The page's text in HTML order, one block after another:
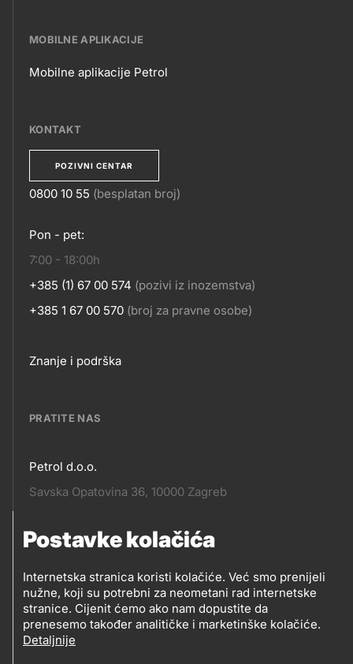
Postavke kolačića
Internetska stranica koristi kolačiće. Već smo prenijeli
nužne, koji su potrebni za neometani rad internetske
stranice. Cijenit ćemo ako nam dopustite da
prenesemo također analitičke i marketinške kolačiće.
Detaljnije
POSLOVANJE
MOBILNE APLIKACIJE
APLIKACIJE
Mobilne aplikacije Petrol
KONTAKT
POZIVNI CENTAR
KONTAKT
0800 10 55 (besplatan broj)
Pon - pet:
7:00 - 18:00h
+385 (1) 67 00 574 (pozivi iz inozemstva)
+385 1 67 00 570 (broj za pravne osobe)
Footer
Znanje i podrška
PRATITE NAS
Pratite
Petrol d.o.o.
Savska Opatovina 36, 10000 Zagreb
Pratite
nas
Social
media
PRATITE PETROL NA